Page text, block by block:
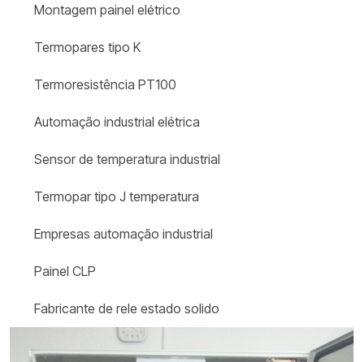
Montagem painel elétrico
Termopares tipo K
Termoresistência PT100
Automação industrial elétrica
Sensor de temperatura industrial
Termopar tipo J temperatura
Empresas automação industrial
Painel CLP
Fabricante de rele estado solido